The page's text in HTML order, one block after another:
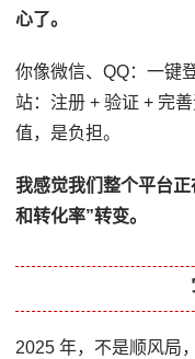
心了。
你像微信、QQ：一键
站：注册 + 验证 + 完
值，是负担。
我感觉我们整个平台
和转化率”转变。
2025 年，不是顺风局